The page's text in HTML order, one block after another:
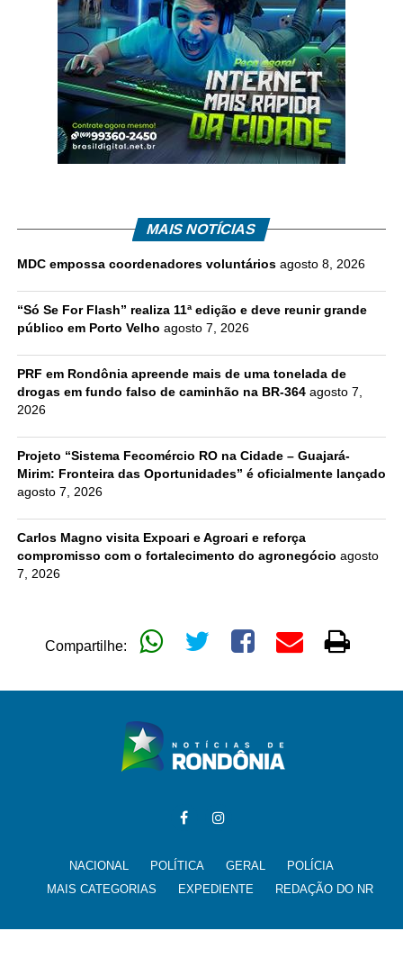
MAIS NOTÍCIAS
MDC empossa coordenadores voluntários agosto 8, 2026
“Só Se For Flash” realiza 11ª edição e deve reunir grande
público em Porto Velho agosto 7, 2026
PRF em Rondônia apreende mais de uma tonelada de
drogas em fundo falso de caminhão na BR-364 agosto 7,
2026
Projeto “Sistema Fecomércio RO na Cidade – Guajará-
Mirim: Fronteira das Oportunidades” é oficialmente lançado
agosto 7, 2026
Carlos Magno visita Expoari e Agroari e reforça
compromisso com o fortalecimento do agronegócio agosto
7, 2026
Compartilhe:
NACIONAL POLÍTICA GERAL
POLÍCIA
MAIS CATEGORIAS
EXPEDIENTE REDAÇÃO DO NR